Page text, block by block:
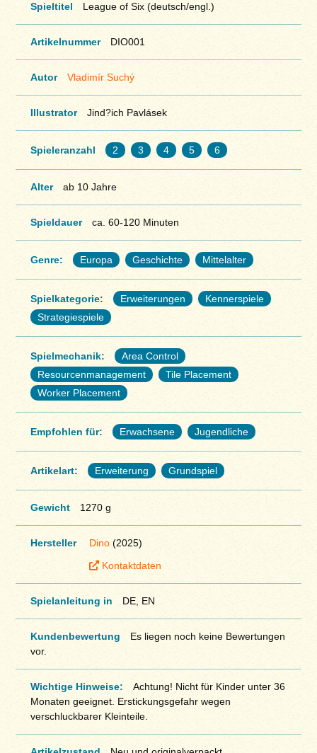
Spieltitel League of Six (deutsch/engl.)
Artikelnummer DIO001
Autor Vladimír Suchý
Illustrator Jind?ich Pavlásek
Spieleranzahl 2 3 4 5 6
Alter ab 10 Jahre
Spieldauer ca. 60-120 Minuten
Genre: Europa Geschichte Mittelalter
Spielkategorie: Erweiterungen
Kennerspiele
Strategiespiele
Spielmechanik:
Area Control
Resourcenmanagement
Tile Placement
Worker Placement
Empfohlen für: Erwachsene Jugendliche
Artikelart: Erweiterung Grundspiel
Gewicht 1270 g
Hersteller Dino(2025)
Kontaktdaten
Spielanleitung in DE, EN
Kundenbewertung
Es liegen noch keine Bewertungen
vor.
Wichtige Hinweise:
Achtung! Nicht für Kinder unter 36
Monaten geeignet. Erstickungsgefahr wegen
verschluckbarer Kleinteile.